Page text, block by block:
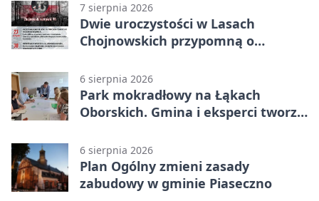
7 sierpnia 2026
Dwie uroczystości w Lasach
Chojnowskich przypomną o
6 sierpnia 2026
Park mokradłowy na Łąkach
Oborskich. Gmina i eksperci tworzą
6 sierpnia 2026
Plan Ogólny zmieni zasady
zabudowy w gminie Piaseczno